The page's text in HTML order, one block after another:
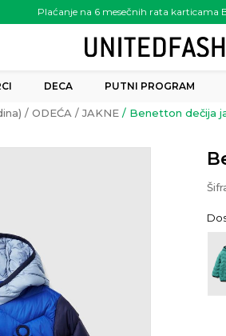
Plaćanje na 6 mesečnih rata karticama
preko 6.000.00 rsd
DECA PUTNI PROGRAM
ODEĆA JAKNE Benetton dečija